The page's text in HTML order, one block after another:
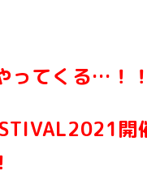
ってくる…！！
開